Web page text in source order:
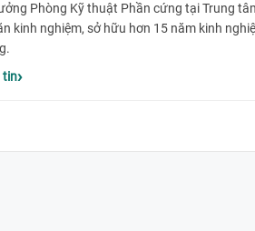
Phòng Kỹ thuật Phần cứng tại Trung
kinh nghiệm, sở hữu hơn 15 năm kinh
tin